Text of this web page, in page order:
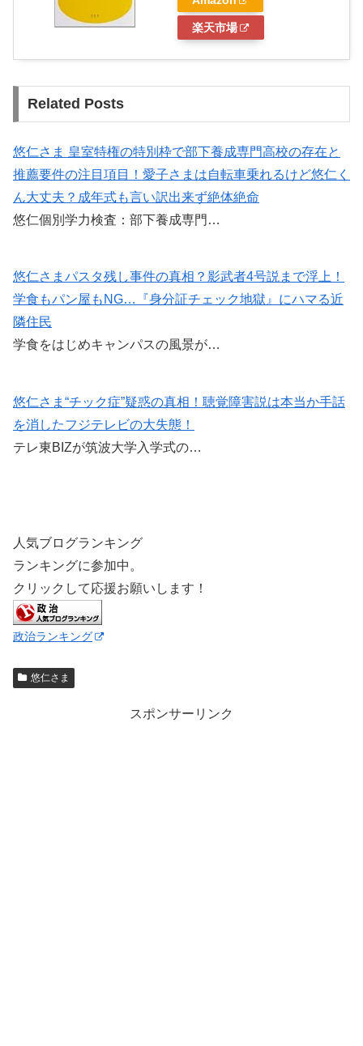
楽天市場
Related Posts
悠仁さま 皇室特権の特別枠で部下養成専門高校の存在と
推薦要件の注目項目！愛子さまは自転車乗れるけど悠仁く
ん大丈夫？成年式も言い訳出来ず絶体絶命
悠仁個別学力検査：部下養成専門…
悠仁さまパスタ残し事件の真相？影武者4号説まで浮上！
学食もパン屋もNG…『身分証チェック地獄』にハマる近
隣住民
学食をはじめキャンパスの風景が…
悠仁さま“チック症”疑惑の真相！聴覚障害説は本当か手話
を消したフジテレビの大失態！
テレ東BIZが筑波大学入学式の…
人気ブログランキング
ランキングに参加中。
クリックして応援お願いします！
政治ランキング
悠仁さま
スポンサーリンク